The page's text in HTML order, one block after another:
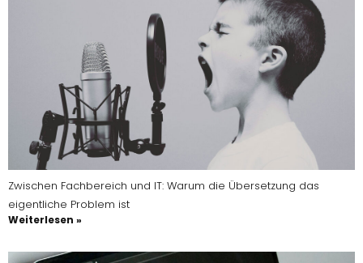
Zwischen Fachbereich und IT: Warum die Übersetzung das
eigentliche Problem ist
Weiterlesen »